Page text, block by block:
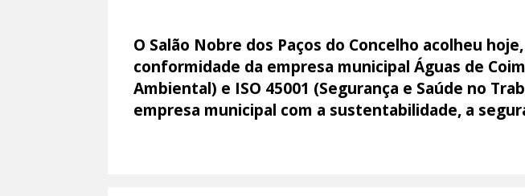
O Salão Nobre dos Paços do Concelho acolheu
conformidade da empresa municipal Águas de
Ambiental) e ISO 45001 (Segurança e Saúde no
empresa municipal com a sustentabilidade, a